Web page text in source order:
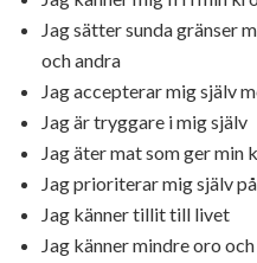
Jag sätter sunda gränser
och andra
Jag accepterar mig själv
Jag är tryggare i mig själv
Jag äter mat som ger min
Jag prioriterar mig själv
Jag känner tillit till livet
Jag känner mindre oro